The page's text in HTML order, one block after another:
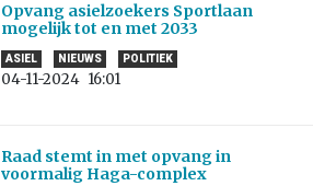
Opvang asielzoekers Sportlaan
mogelijk tot en met 2033
ASIEL NIEUWS POLITIEK
04-11-2024 16:01
Raad stemt in met opvang in
voormalig Haga-complex